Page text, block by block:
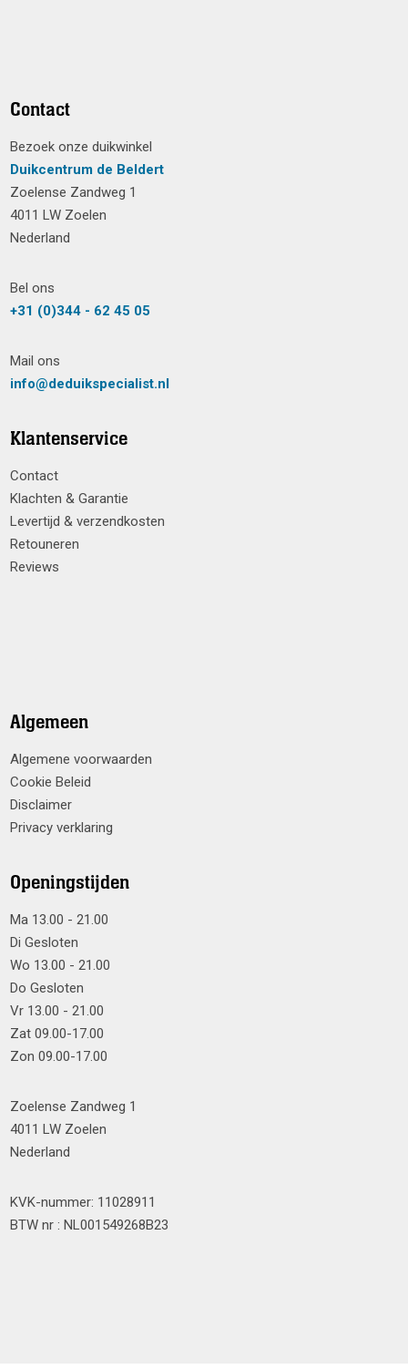
Contact
Bezoek onze duikwinkel
Duikcentrum de Beldert
Zoelense Zandweg 1
4011 LW Zoelen
Nederland
Bel ons
+31 (0)344 - 62 45 05
Mail ons
info@deduikspecialist.nl
Klantenservice
Contact
Klachten & Garantie
Levertijd & verzendkosten
Retouneren
Reviews
Algemeen
Algemene voorwaarden
Cookie Beleid
Disclaimer
Privacy verklaring
Openingstijden
Ma 13.00 - 21.00
Di Gesloten
Wo 13.00 - 21.00
Do Gesloten
Vr 13.00 - 21.00
Zat 09.00-17.00
Zon 09.00-17.00
Zoelense Zandweg 1
4011 LW Zoelen
Nederland
KVK-nummer: 11028911
BTW nr : NL001549268B23